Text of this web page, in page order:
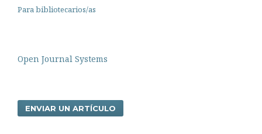
Para bibliotecarios/as
Open Journal Systems
ENVIAR UN ARTÍCULO